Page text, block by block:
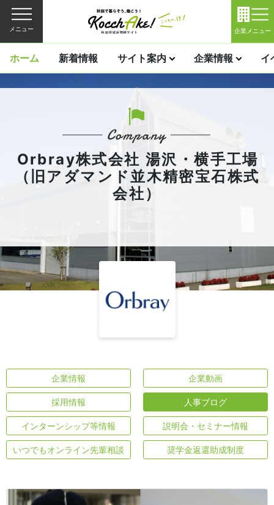
メニュー 企業メニュー
ホーム 新着情報 サイト案内 企業情報 イ
Orbray株式会社 湯沢・横手工場
（旧アダマンド並木精密宝石株式
会社）
企業情報 企業動画
採用情報 人事ブログ
インターンシップ等情報 説明会・セミナー情報
いつでもオンライン先輩相談 奨学金返還助成制度